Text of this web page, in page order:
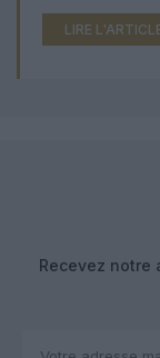
LIRE
Recevez notre